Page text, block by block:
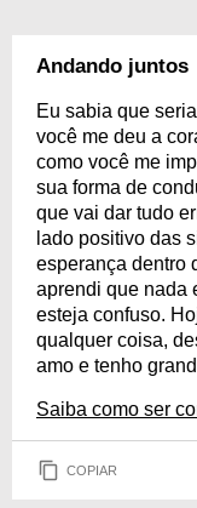
Andando juntos
Eu sabia que
você me deu a
como você me
sua forma de
que vai dar tudo
lado positivo das
esperança dentro
aprendi que nada
esteja confuso.
qualquer coisa,
amo e tenho
Saiba como ser
COPIAR